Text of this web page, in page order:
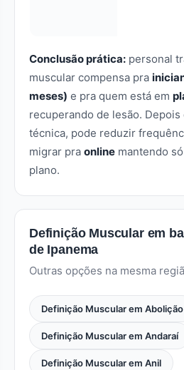
Conclusão prática: personal
muscular compensa pra
meses) e pra quem está em
recuperando de lesão.
técnica, pode reduzir
migrar pra online mantendo
plano.
Definição Muscular em
de Ipanema
Outras opções na mesma
Definição Muscular em Abolição
Definição Muscular em Andaraí
Definição Muscular em Anil